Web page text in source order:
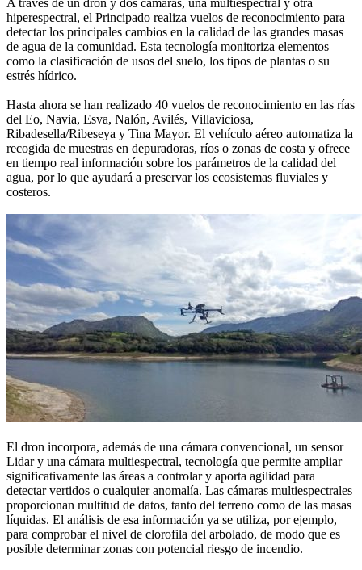
A través de un dron y dos cámaras, una multiespectral y otra
hiperespectral, el Principado realiza vuelos de reconocimiento para
detectar los principales cambios en la calidad de las grandes masas
de agua de la comunidad. Esta tecnología monitoriza elementos
como la clasificación de usos del suelo, los tipos de plantas o su
estrés hídrico.
Hasta ahora se han realizado 40 vuelos de reconocimiento en las rías
del Eo, Navia, Esva, Nalón, Avilés, Villaviciosa,
Ribadesella/Ribeseya y Tina Mayor. El vehículo aéreo automatiza la
recogida de muestras en depuradoras, ríos o zonas de costa y ofrece
en tiempo real información sobre los parámetros de la calidad del
agua, por lo que ayudará a preservar los ecosistemas fluviales y
costeros.
El dron incorpora, además de una cámara convencional, un sensor
Lidar y una cámara multiespectral, tecnología que permite ampliar
significativamente las áreas a controlar y aporta agilidad para
detectar vertidos o cualquier anomalía. Las cámaras multiespectrales
proporcionan multitud de datos, tanto del terreno como de las masas
líquidas. El análisis de esa información ya se utiliza, por ejemplo,
para comprobar el nivel de clorofila del arbolado, de modo que es
posible determinar zonas con potencial riesgo de incendio.